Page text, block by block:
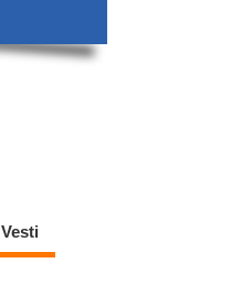
Vesti